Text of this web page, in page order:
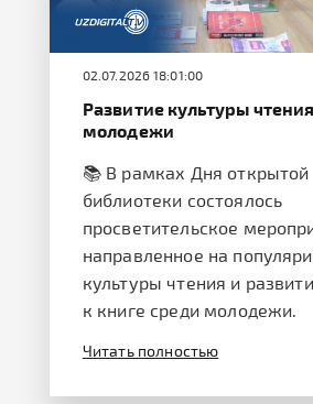
02.07.2026 18:01:00
Развитие культуры
молодежи
📚 В рамках Дня открытой
библиотеки состоялось
просветительское
направленное на
культуры чтения и
к книге среди молодежи.
Читать полностью